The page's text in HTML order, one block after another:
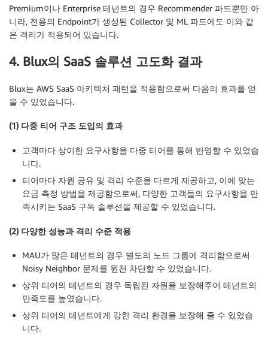
Premium이나 Enterprise 테넌트의 경우 Recommender 파드뿐만 아
니라, 전용의 Endpoint가 생성된 Collector 및 ML 파드에도 이와 같
은 격리가 적용되어 있습니다.
4. Blux의 SaaS 솔루션 고도화 결과
Blux는 AWS SaaS 아키텍처 패턴을 적용함으로써 다음의 효과를 얻
을 수 있었습니다.
(1) 다중 티어 구조 도입의 효과
고객마다 상이한 요구사항을 다중 티어를 통해 반영할 수 있었습
니다.
티어마다 자원 공유 및 격리 수준을 다르게 제공하고, 이에 맞는
요금 측정 방법을 제공함으로써, 다양한 고객들의 요구사항을 만
족시키는 SaaS 구독 솔루션을 제공할 수 있었습니다.
(2) 다양한 성능과 격리 수준 적용
MAU가 많은 테넌트의 경우 별도의 노드 그룹에 격리함으로써
Noisy Neighbor 문제를 원천 차단할 수 있었습니다.
상위 티어의 테넌트의 경우 독립된 자원을 보장해주어 테넌트의
만족도를 높였습니다.
상위 티어의 테넌트에게 강한 격리 환경을 보장해 줄 수 있었습
니다.